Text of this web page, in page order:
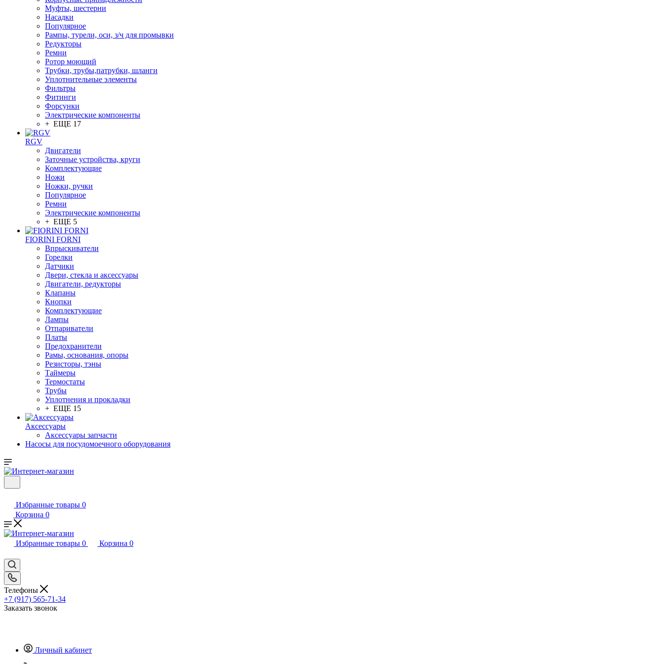
Муфты, шестерни
Насадки
Популярное
Рампы, турели, оси, з/ч для промывки
Редукторы
Ремни
Ротор моющий
Трубки, трубы,патрубки, шланги
Уплотнительные элементы
Фильтры
Фитинги
Форсунки
Электрические компоненты
+ ЕЩЕ 17
RGV
Двигатели
Заточные устройства, круги
Комплектующие
Ножи
Ножки, ручки
Популярное
Ремни
Электрические компоненты
+ ЕЩЕ 5
FIORINI FORNI
Впрыскиватели
Горелки
Датчики
Двери, стекла и аксессуары
Двигатели, редукторы
Клапаны
Кнопки
Комплектующие
Лампы
Отпариватели
Платы
Предохранители
Рамы, основания, опоры
Резисторы, тэны
Таймеры
Термостаты
Трубы
Уплотнения и прокладки
+ ЕЩЕ 15
Аксессуары
Аксессуары запчасти
Насосы для посудомоечного оборудования
Избранные товары 0
Корзина 0
Избранные товары 0 Корзина 0
Телефоны
+7 (917) 565-71-34
Заказать звонок
Личный кабинет